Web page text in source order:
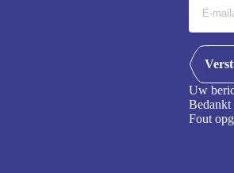
Uw
Fout